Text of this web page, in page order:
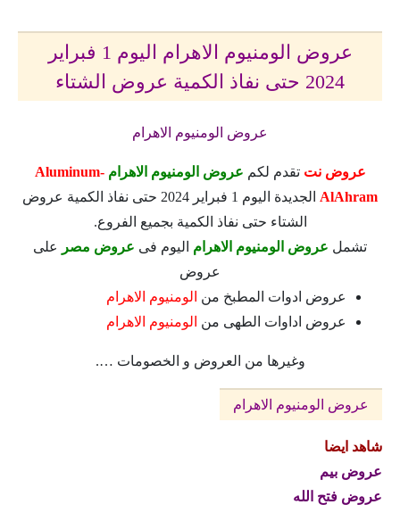
عروض الومنيوم الاهرام اليوم 1 فبراير
2024 حتى نفاذ الكمية عروض الشتاء
عروض الومنيوم الاهرام
عروض نت تقدم لكم عروض الومنيوم الاهرام Aluminum-
AlAhram
الجديدة اليوم 1 فبراير 2024 حتى نفاذ الكمية عروض
الشتاء حتى نفاذ الكمية بجميع الفروع.
تشمل عروض الومنيوم الاهرام اليوم فى عروض مصر
على
عروض
عروض ادوات المطبخ من الومنيوم الاهرام
عروض اداوات الطهى من الومنيوم الاهرام
وغيرها من العروض و الخصومات ….
عروض الومنيوم الاهرام
شاهد ايضا
عروض بيم
عروض فتح الله